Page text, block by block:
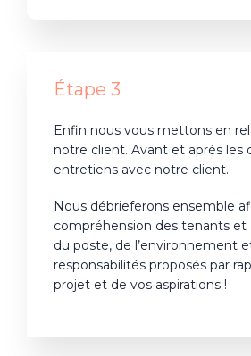
Étape 3
Enfin nous vous mettons en
notre client. Avant et après les
entretiens avec notre client.
Nous débrieferons ensemble
compréhension des tenants et
du poste, de l’environnement
responsabilités proposés par
projet et de vos aspirations !